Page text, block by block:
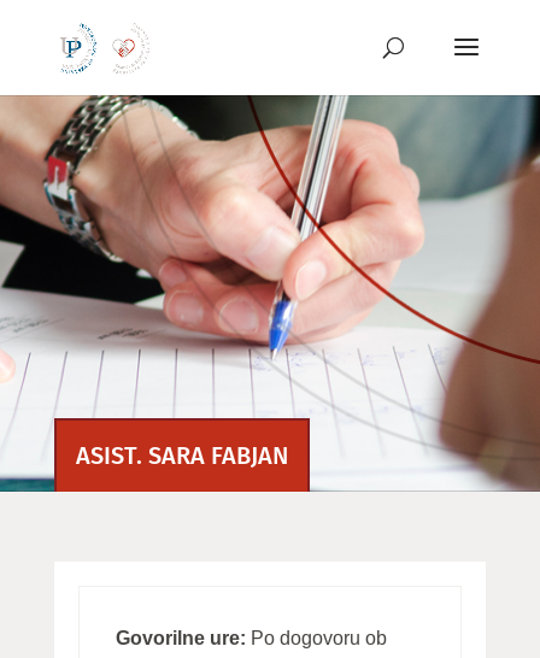
vsebino
ASIST. SARA FABJAN
Govorilne ure: Po dogovoru ob